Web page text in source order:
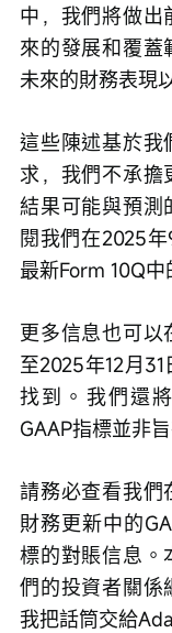
中，我們將做出
來的發展和覆蓋
未來的財務表現
這些陳述基於我
求，我們不承擔
結果可能與預測
閱我們在2025
最新Form 10Q中
更多信息也可以
至2025年12月
找到。我們還
GAAP指標並非
請務必查看我們
財務更新中的
標的對賬信息。
們的投資者關係
我把話筒交給